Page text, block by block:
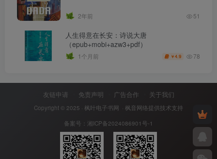
2年前 51
人生得意在长安：诗说大唐
（epub+mobi+azw3+pdf）
1个月前 ￥4.9 78
友链申请 免责声明 广告合作 关于我们
Copyright © 2025 · 枫叶电子书网 · 枫音网络提供技术支持
备案号： 湘ICP备2024086901号-1